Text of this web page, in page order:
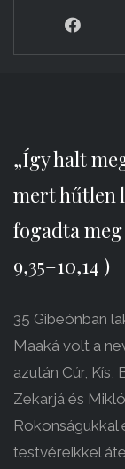
„Így halt
mert hűtlen
fogadta
9,35–10,14 )
35 Gibeónban
Maaká volt a
azután Cúr, Kís,
Zekarjá és
Rokonságukkal
testvéreikkel